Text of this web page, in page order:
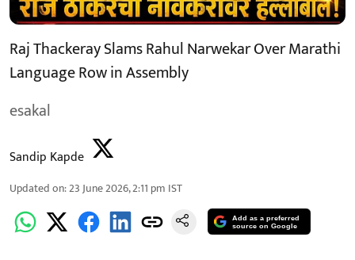
Raj Thackeray Slams Rahul Narwekar Over Marathi
Language Row in Assembly
esakal
Sandip Kapde
Updated on:23 June 2026, 2:11 pm IST
Add as a preferred
source on Google